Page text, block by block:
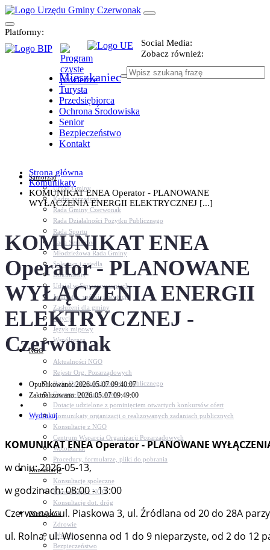
Platformy:
Social Media:
Zobacz również:
Mieszkaniec
Turysta
Przedsiębiorca
Ochrona Środowiska
Senior
Bezpieczeństwo
Kontakt
Samorząd
Urząd Gminy
Kadra zarządcza
Rada Gminy Czerwonak
Rada Działalności Pożytku Publicznego
Rada Sportu
Rada Seniorów
Młodzieżowa Rada Gminy
Sołectwa i osiedla
Dokumenty
Udział w Stowarzyszeniach
Jednostki, spółki, instytucje
Zasłużeni dla gminy
Petycje
Język migowy
Współpraca
NGO
Aktualności NGO
Rejestr Org. Pozarządowych
Rada Działalności Pożytku Publicznego
Otwarte konkursy ofert
Dotacje udzielone z pominięciem otwartych konkursów ofert
Komunikaty organizacji o realizowanych zadaniach publicznych
Konsultacje z NGO
Centrum Wsparcia Organizacji Pozarządowych
Wolontariat
Procedury, formularze, pliki do pobrania
Konsultacje
Konsultacje społeczne
Konsultacje z NGO
Konsultacje dot. dróg
Niezbędnik
Zdrowie
Oświata
Bezpieczeństwo
Strona główna
Komunikaty
KOMUNIKAT ENEA Operator - PLANOWANE
WYŁĄCZENIA ENERGII ELEKTRYCZNEJ [...]
KOMUNIKAT ENEA
Operator - PLANOWANE
WYŁĄCZENIA ENERGII
ELEKTRYCZNEJ -
Czerwonak
Opublikowano: 2026-05-07 09:40:07
Zaktualizowano: 2026-05-07 09:49:00
Wydrukuj
KOMUNIKAT ENEA Operator - PLANOWANE
w dniu: 2026-05-13,
w godzinach: 08:00 - 13:00
Czerwonak: ul. Piaskowa 3, ul. Źródlana od 20 do 28A
ul. Rolna, ul. Wiosenna od 1 do 9 nieparzyste, od 2 do 12